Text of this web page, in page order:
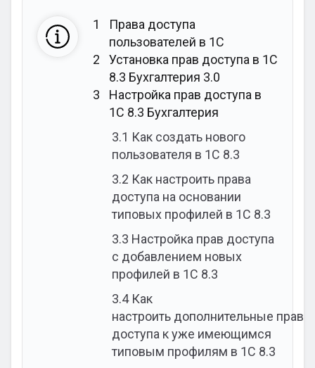
1
Права доступа
пользователей в 1С
2
Установка прав доступа в 1С
8.3 Бухгалтерия 3.0
3
Настройка прав доступа в
1С 8.3 Бухгалтерия
3.1 Как создать нового
пользователя в 1С 8.3
3.2 Как настроить права
доступа на основании
типовых профилей в 1С 8.3
3.3 Настройка прав доступа
с добавлением новых
профилей в 1С 8.3
3.4Как
настроить дополнительные права
доступа к уже имеющимся
типовым профилям в 1С 8.3